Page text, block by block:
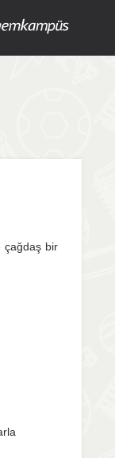
çağdaş bir